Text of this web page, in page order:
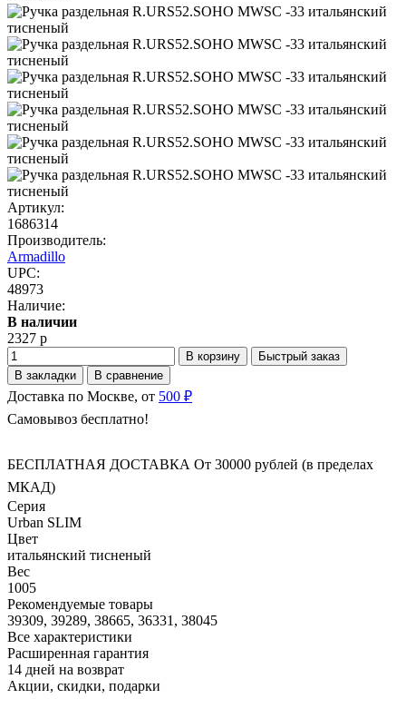
Артикул:
1686314
Производитель:
Armadillo
UPC:
48973
Наличие:
В наличии
2327 р
В корзину
Быстрый заказ
В закладки
В сравнение
Доставка по Москве, от 500 ₽
Самовывоз бесплатно!
БЕСПЛАТНАЯ ДОСТАВКА От 30000 рублей (в пределах
МКАД)
Серия
Urban SLIM
Цвет
итальянский тисненый
Вес
1005
Рекомендуемые товары
39309, 39289, 38665, 36331, 38045
Все характеристики
Расширенная гарантия
14 дней на возврат
Акции, скидки, подарки